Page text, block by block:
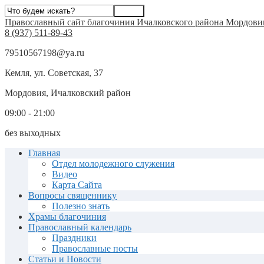
Православный сайт благочиния Ичалковского района
8 (937) 511-89-43
79510567198@ya.ru
Кемля, ул. Советская, 37
Мордовия, Ичалковский район
09:00 - 21:00
без выходных
Главная
Отдел молодежного служения
Видео
Карта Сайта
Вопросы священнику
Полезно знать
Храмы благочиния
Православный календарь
Праздники
Православные посты
Статьи и Новости